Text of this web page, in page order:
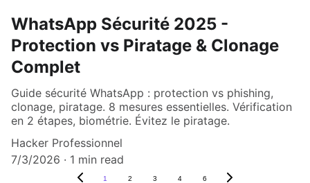
WhatsApp Sécurité 2025 -
Protection vs Piratage & Clonage
Complet
Guide sécurité WhatsApp : protection vs phishing,
clonage, piratage. 8 mesures essentielles. Vérification
en 2 étapes, biométrie. Évitez le piratage.
Hacker Professionnel
7/3/2026
1 min read
1 2 3 4 6